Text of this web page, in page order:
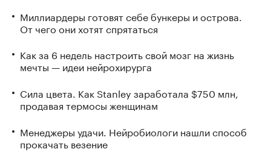
Миллиардеры готовят себе бункеры и острова.
От чего они хотят спрятаться
Как за 6 недель настроить свой мозг на жизнь
мечты — идеи нейрохирурга
Сила цвета. Как Stanley заработала $750 млн,
продавая термосы женщинам
Менеджеры удачи. Нейробиологи нашли способ
прокачать везение